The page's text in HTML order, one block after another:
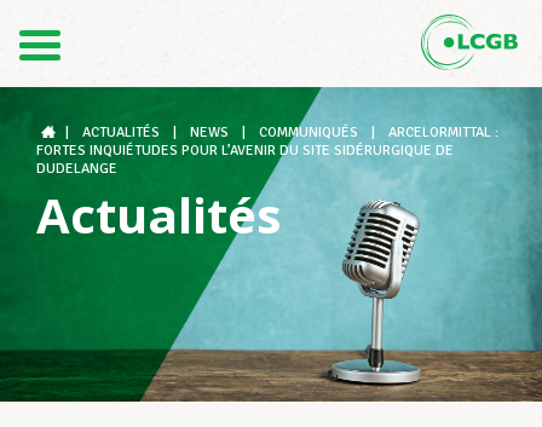
DE
Le LCGB
Structures syndicales
Assistance au Travail
ACTUALITÉS NEWS COMMUNIQUÉS
ARCELORMITTAL :
FORTES INQUIÉTUDES POUR L’AVENIR DU SITE SIDÉRURGIQUE DE
DUDELANGE
Actualités